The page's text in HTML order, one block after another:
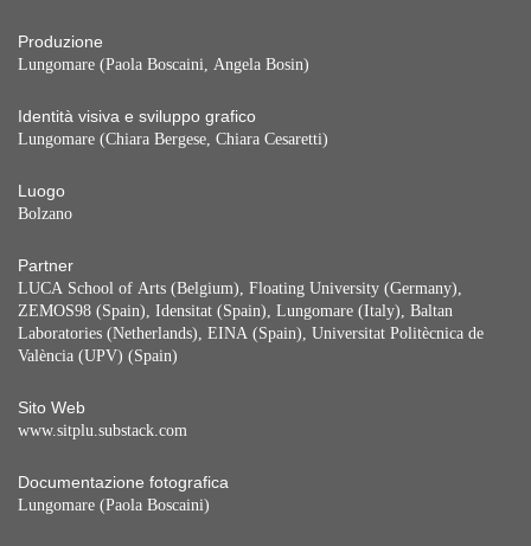
Produzione
Lungomare (Paola Boscaini, Angela Bosin)
Identità visiva e sviluppo grafico
Lungomare (Chiara Bergese, Chiara Cesaretti)
Luogo
Bolzano
Partner
LUCA School of Arts (Belgium), Floating University (Germany),
ZEMOS98 (Spain), Idensitat (Spain), Lungomare (Italy), Baltan
Laboratories (Netherlands), EINA (Spain), Universitat Politècnica de
València (UPV) (Spain)
Sito Web
www.sitplu.substack.com
Documentazione fotografica
Lungomare (Paola Boscaini)